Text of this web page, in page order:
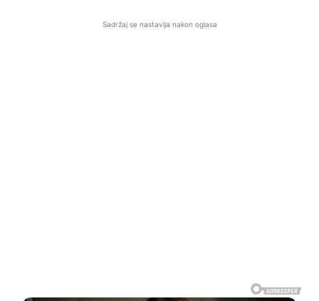
Sadržaj se nastavlja nakon oglasa